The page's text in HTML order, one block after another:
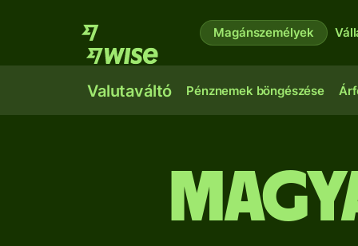
Magánszemélyek
Valutaváltó Pénznemek böngészése